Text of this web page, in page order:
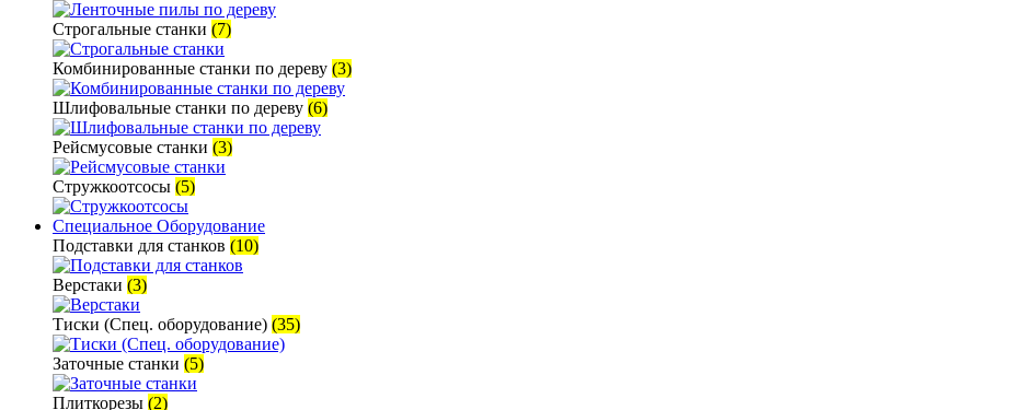
Строгальные станки (7)
Комбинированные станки по дереву (3)
Шлифовальные станки по дереву (6)
Рейсмусовые станки (3)
Стружкоотсосы (5)
Специальное Оборудование
Подставки для станков (10)
Верстаки (3)
Тиски (Спец. оборудование) (35)
Заточные станки (5)
Плиткорезы (2)